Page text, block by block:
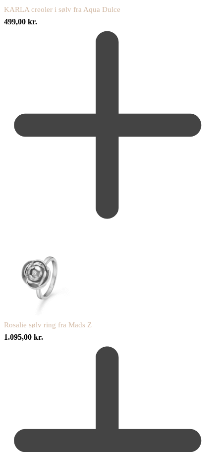
KARLA creoler i sølv fra Aqua Dulce
499,00 kr.
Rosalie sølv ring fra Mads Z
1.095,00 kr.